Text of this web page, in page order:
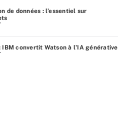
de données : l’essentiel sur
IBM convertit Watson à l’IA générative